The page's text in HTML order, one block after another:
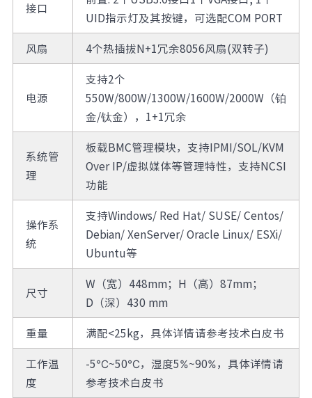
接口
UID指示灯及其按键，可选配COM PORT
风扇
4个热插拔N+1冗余8056风扇(双转子)
电源
支持2个
550W/800W/1300W/1600W/2000W（铂
金/钛金），1+1冗余
系统管
理
板载BMC管理模块，支持IPMI/SOL/KVM
Over IP/虚拟媒体等管理特性，支持NCSI
功能
操作系
统
支持Windows/ Red Hat/ SUSE/ Centos/
Debian/ XenServer/ Oracle Linux/ ESXi/
Ubuntu等
尺寸
W（宽）448mm；H（高）87mm；
D（深）430 mm
重量
满配<25kg，具体详情请参考技术白皮书
工作温
度
-5℃~50℃，湿度5%~90%，具体详情请
参考技术白皮书